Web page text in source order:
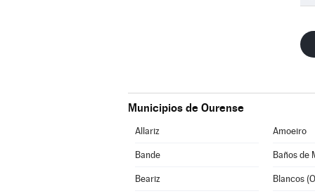
Municipios de Ourense
Allariz Amoeiro
Bande Baños de
Beariz Blancos